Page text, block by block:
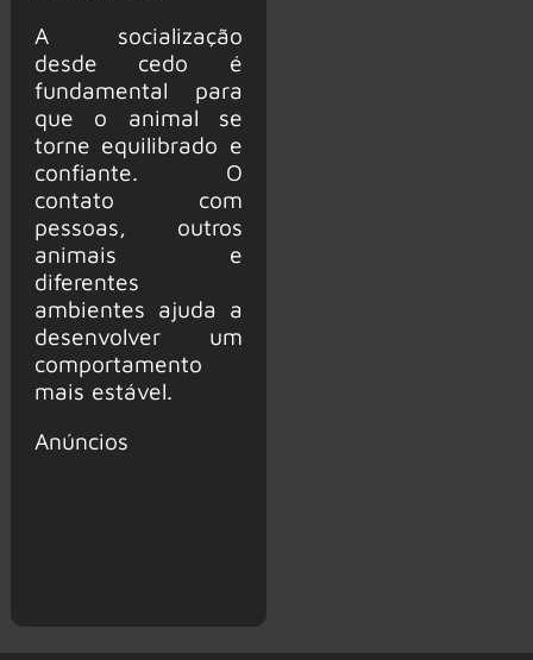
A socialização
desde cedo é
fundamental para
que o animal se
torne equilibrado e
confiante. O
contato com
pessoas, outros
animais e
diferentes
ambientes ajuda a
desenvolver um
comportamento
mais estável.
Anúncios